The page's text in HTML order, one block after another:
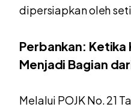
dipersiapkan oleh
Perbankan: Ketika
Menjadi Bagian
Melalui POJK No. 21